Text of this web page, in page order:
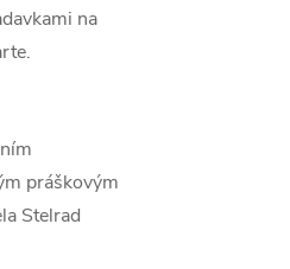
na
práškovým
Stelrad